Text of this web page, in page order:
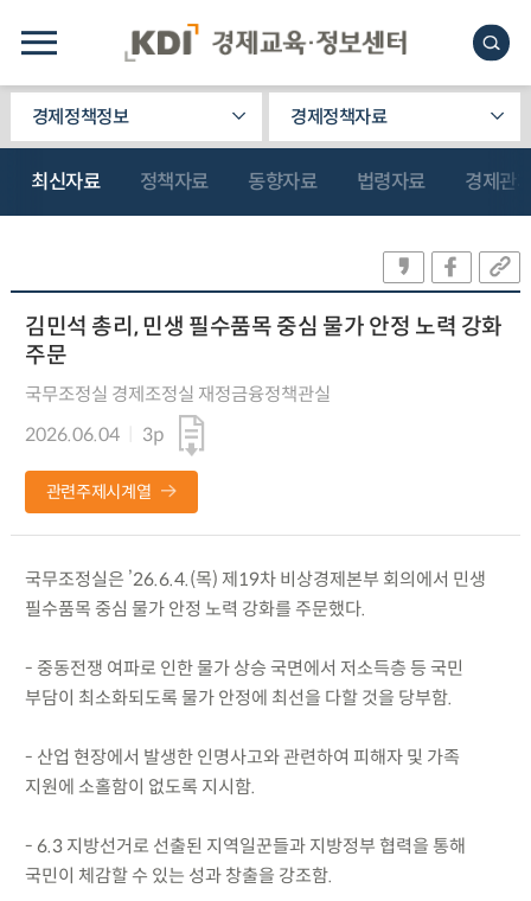
경제정책정보 경제정책자료
최신자료 정책자료 동향자료 법령자료 경제관
김민석 총리, 민생 필수품목 중심 물가 안정 노력 강화
주문
국무조정실 경제조정실 재정금융정책관실
2026.06.04
3p
관련주제시계열
국무조정실은 ’26.6.4.(목) 제19차 비상경제본부 회의에서 민생
필수품목 중심 물가 안정 노력 강화를 주문했다.
- 중동전쟁 여파로 인한 물가 상승 국면에서 저소득층 등 국민
부담이 최소화되도록 물가 안정에 최선을 다할 것을 당부함.
- 산업 현장에서 발생한 인명사고와 관련하여 피해자 및 가족
지원에 소홀함이 없도록 지시함.
- 6.3 지방선거로 선출된 지역일꾼들과 지방정부 협력을 통해
국민이 체감할 수 있는 성과 창출을 강조함.